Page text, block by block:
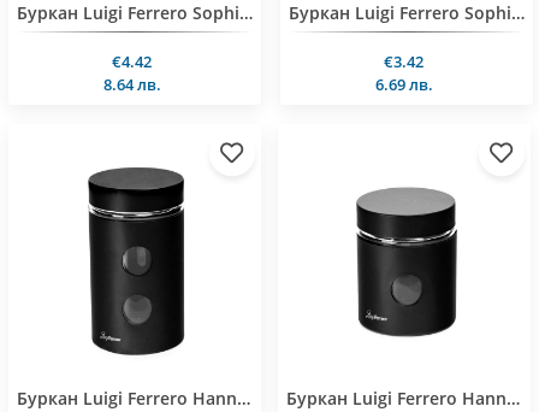
Буркан Luigi Ferrero Sophia FR-1403IS 550ml, инокс
€4.42
8.64 лв.
Буркан Luigi Ferrero Sophia FR-1408IXS 300ml, инокс
€3.42
6.69 лв.
Буркан Luigi Ferrero Hanna FR-1406BM 1.05L, черен Буркан Luigi Ferrero Hanna FR-1403BS 550ml, черен